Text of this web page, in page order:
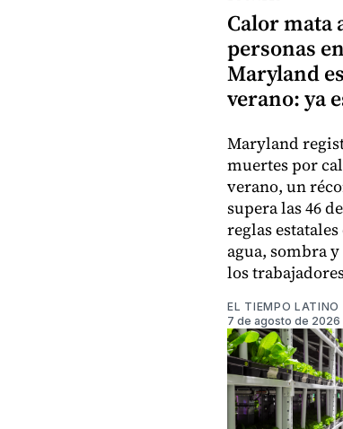
Calor mata
personas en
Maryland
verano: ya
Maryland
muertes por
verano, un
supera las 46
reglas
agua, sombra y
los
EL TIEMPO LATINO
7 de agosto de 2026